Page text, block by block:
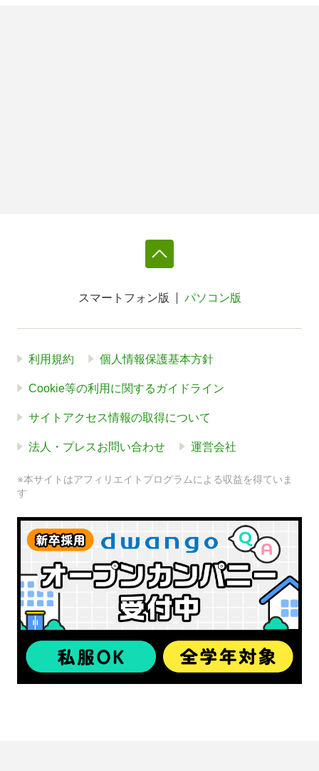
スマートフォン版 パソコン版
利用規約 個人情報保護基本方針
Cookie等の利用に関するガイドライン
サイトアクセス情報の取得について
法人・プレスお問い合わせ 運営会社
※本サイトはアフィリエイトプログラムによる収益を得ていま
す